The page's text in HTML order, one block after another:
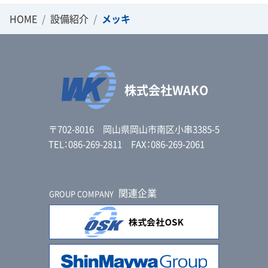
HOME 設備紹介 メッキ
株式会社WAKO
〒702-8016 岡山県岡山市南区小串3385-5
TEL：086-269-2811 FAX：086-269-2061
GROUP COMPANY 関連企業